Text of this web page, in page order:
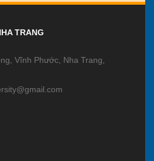
TRANG
Vĩnh Phước, Nha Trang,